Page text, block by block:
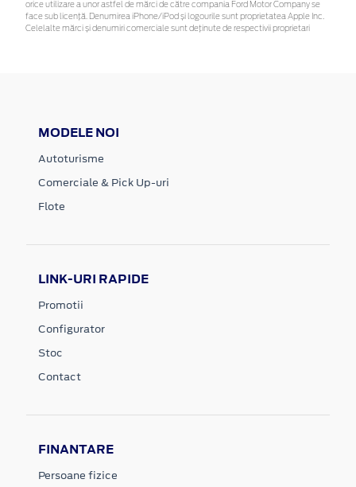
orice utilizare a unor astfel de mărci de către compania Ford Motor Company se
face sub licență. Denumirea iPhone/iPod și logourile sunt proprietatea Apple Inc.
Celelalte mărci și denumiri comerciale sunt deținute de respectivii proprietari
MODELE NOI
Autoturisme
Comerciale & Pick Up-uri
Flote
LINK-URI RAPIDE
Promotii
Configurator
Stoc
Contact
FINANTARE
Persoane fizice